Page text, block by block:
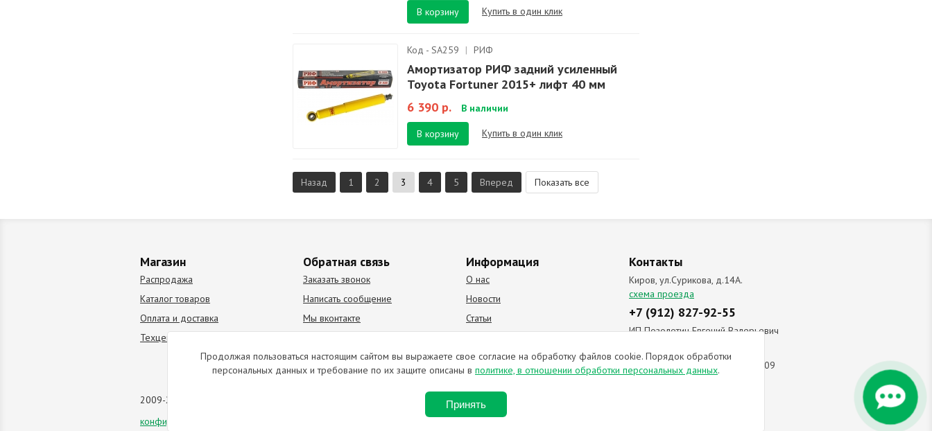
В корзину Купить в один клик
Код - SA259 | РИФ
Амортизатор РИФ задний усиленный
Toyota Fortuner 2015+ лифт 40 мм
6 390 р.
В наличии
В корзину Купить в один клик
Назад 1 2 3 4 5 Вперед Показать все
Магазин
Распродажа
Каталог товаров
Оплата и доставка
Техцентр
Обратная связь
Заказать звонок
Написать сообщение
Мы вконтакте
Информация
О нас
Новости
Статьи
Контакты
Киров, ул.Сурикова, д.14А.
схема проезда
+7 (912) 827-92-55
ИП Позолотин Евгений Валерьевич
ИНН 434537218055 / ОГРН ИП
309434505600123 от 25.02.2009
2009-2026 © Все права защищены. Копирование материалов запрещено. Отправляя любую форму на сайте, вы соглашаетесь с
конфиденциальности
Продолжая пользоваться настоящим сайтом вы выражаете свое согласие на обработку файлов cookie. Порядок обработки
персональных данных и требование по их защите описаны в политике, в отношении обработки персональных данных.
Принять